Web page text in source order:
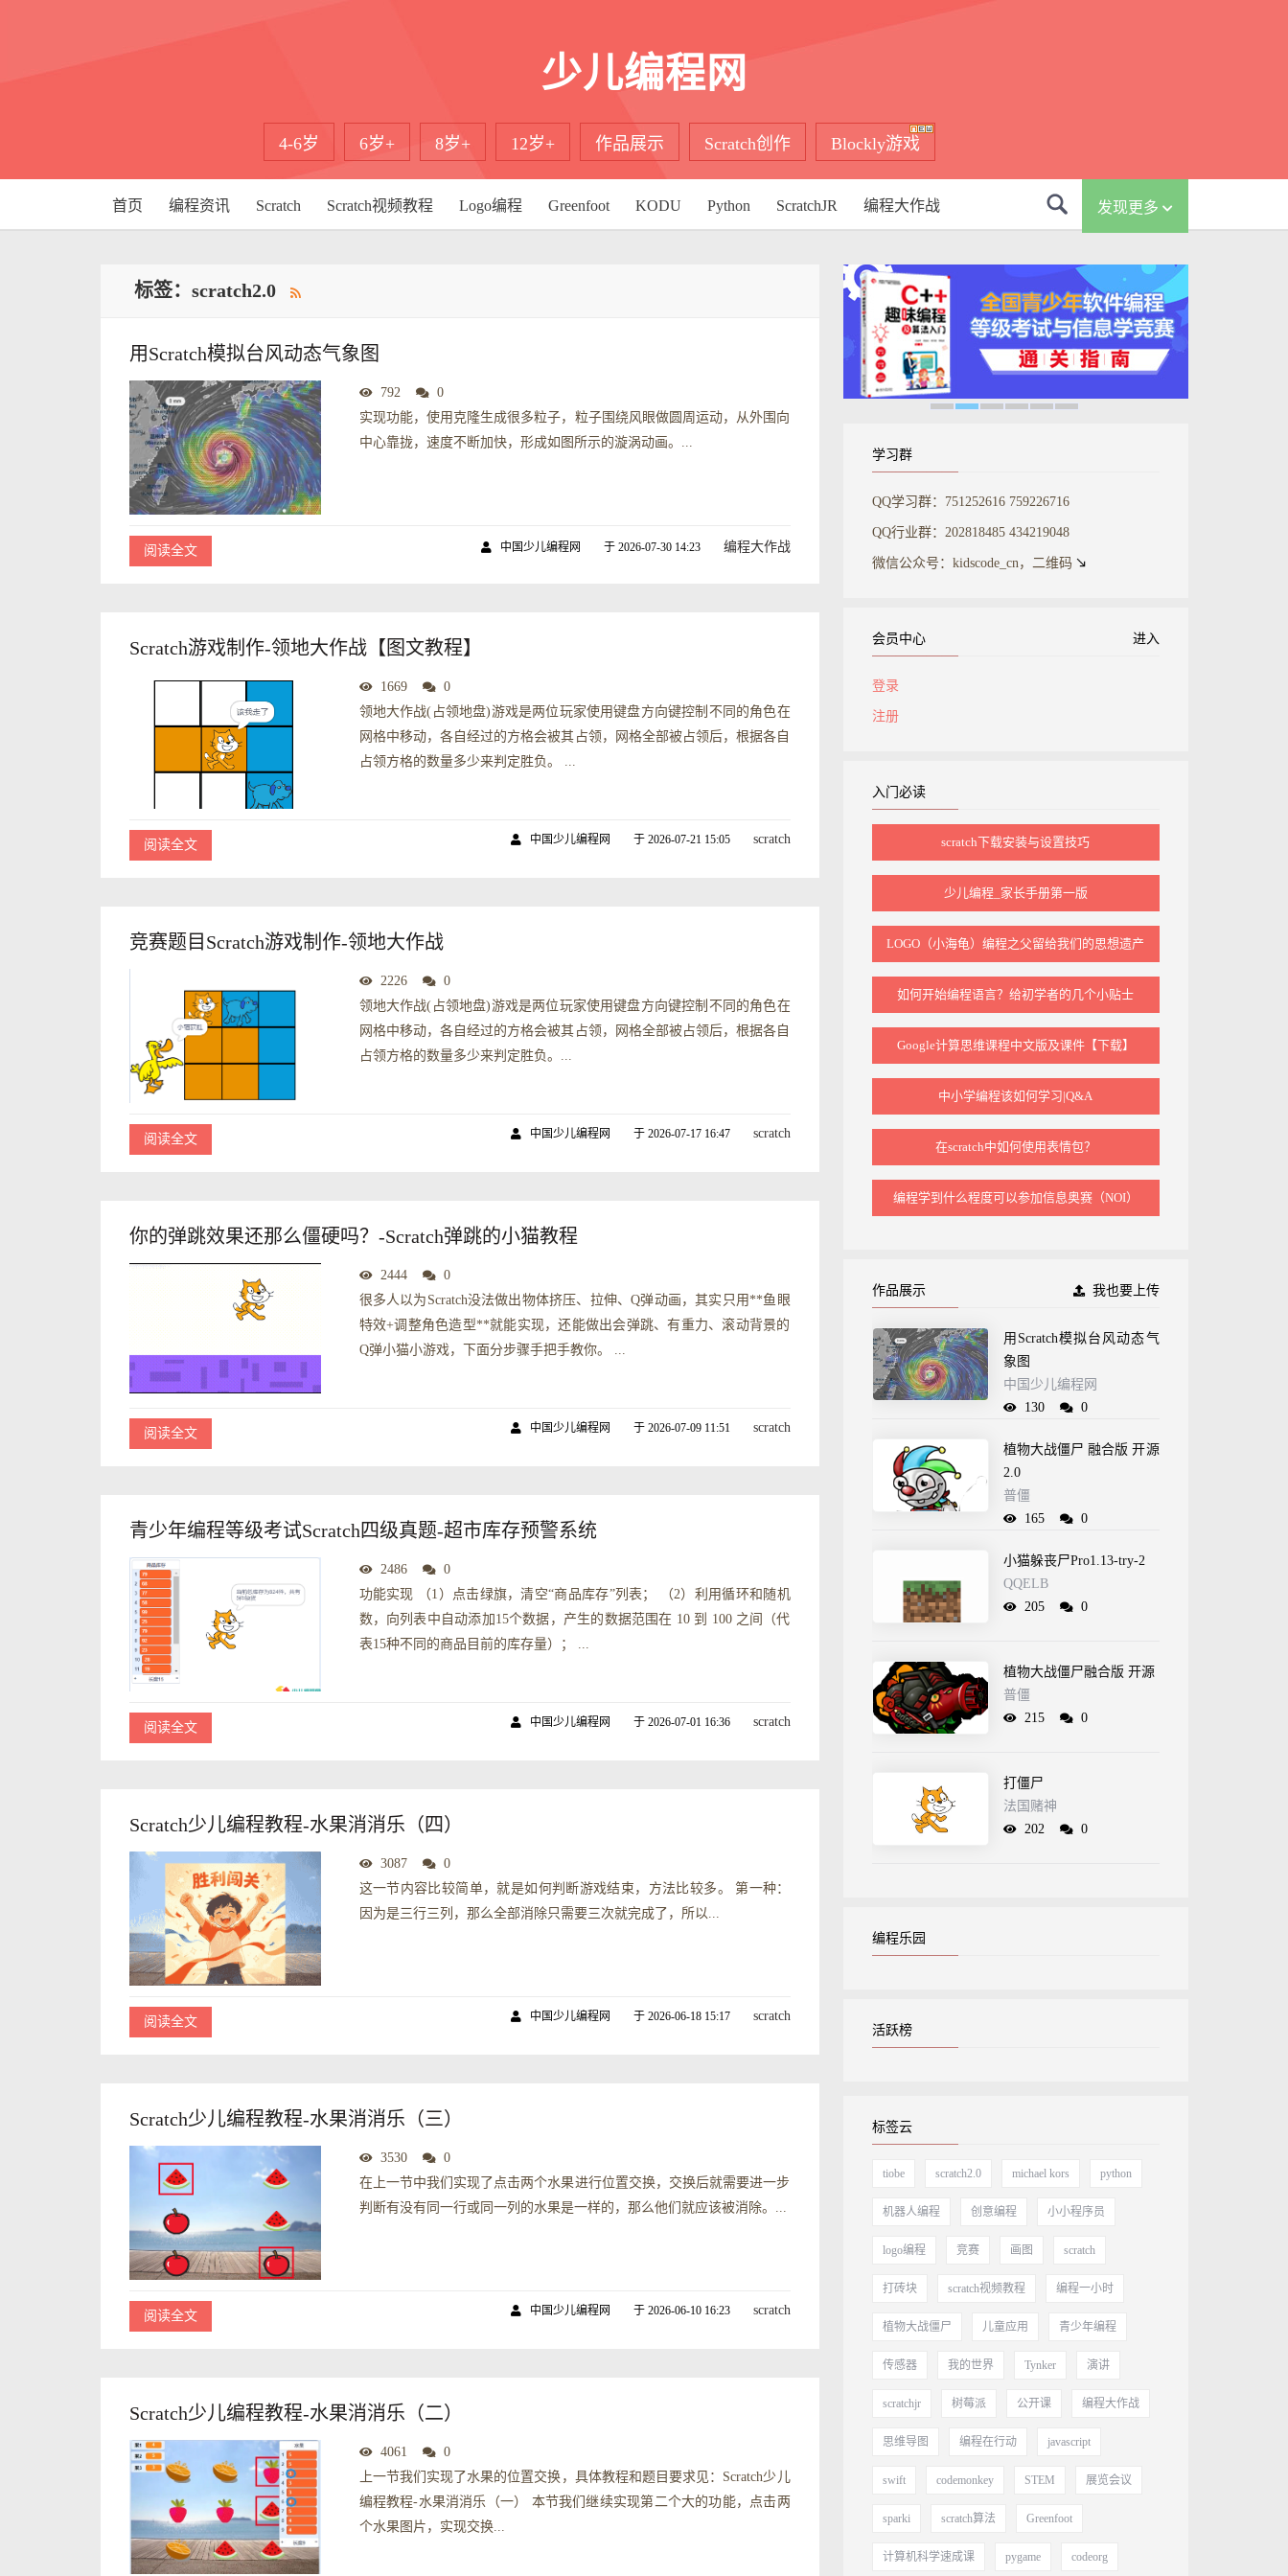
少儿编程网
4-6岁 6岁+ 8岁+ 12岁+ 作品展示 Scratch创作 Blockly游戏
发现更多
首页 编程资讯 Scratch Scratch视频教程 Logo编程 Greenfoot KODU Python ScratchJR 编程大作战
标签：scratch2.0
用Scratch模拟台风动态气象图
792
0
实现功能，使用克隆生成很多粒子，粒子围绕风眼做圆周运动，从外围向
中心靠拢，速度不断加快，形成如图所示的漩涡动画。...
阅读全文 中国少儿编程网 于 2026-07-30 14:23 编程大作战
Scratch游戏制作-领地大作战【图文教程】
1669
0
领地大作战(占领地盘)游戏是两位玩家使用键盘方向键控制不同的角色在
网格中移动，各自经过的方格会被其占领，网格全部被占领后，根据各自
占领方格的数量多少来判定胜负。 ...
阅读全文 中国少儿编程网 于 2026-07-21 15:05 scratch
竞赛题目Scratch游戏制作-领地大作战
2226
0
领地大作战(占领地盘)游戏是两位玩家使用键盘方向键控制不同的角色在
网格中移动，各自经过的方格会被其占领，网格全部被占领后，根据各自
占领方格的数量多少来判定胜负。...
阅读全文 中国少儿编程网 于 2026-07-17 16:47 scratch
你的弹跳效果还那么僵硬吗？-Scratch弹跳的小猫教程
2444
0
很多人以为Scratch没法做出物体挤压、拉伸、Q弹动画，其实只用**鱼眼
特效+调整角色造型**就能实现，还能做出会弹跳、有重力、滚动背景的
Q弹小猫小游戏，下面分步骤手把手教你。 ...
阅读全文 中国少儿编程网 于 2026-07-09 11:51 scratch
青少年编程等级考试Scratch四级真题-超市库存预警系统
2486
0
功能实现 （1）点击绿旗，清空“商品库存”列表； （2）利用循环和随机
数，向列表中自动添加15个数据，产生的数据范围在 10 到 100 之间（代
表15种不同的商品目前的库存量）； ...
阅读全文 中国少儿编程网 于 2026-07-01 16:36 scratch
Scratch少儿编程教程-水果消消乐（四）
3087
0
这一节内容比较简单，就是如何判断游戏结束，方法比较多。 第一种：
因为是三行三列，那么全部消除只需要三次就完成了，所以...
阅读全文 中国少儿编程网 于 2026-06-18 15:17 scratch
Scratch少儿编程教程-水果消消乐（三）
3530
0
在上一节中我们实现了点击两个水果进行位置交换，交换后就需要进一步
判断有没有同一行或同一列的水果是一样的，那么他们就应该被消除。...
阅读全文 中国少儿编程网 于 2026-06-10 16:23 scratch
Scratch少儿编程教程-水果消消乐（二）
4061
0
上一节我们实现了水果的位置交换，具体教程和题目要求见：Scratch少儿
编程教程-水果消消乐（一） 本节我们继续实现第二个大的功能，点击两
个水果图片，实现交换...
学习群
QQ学习群：751252616 759226716
QQ行业群：202818485 434219048
微信公众号：kidscode_cn，二维码
会员中心 进入
登录
注册
入门必读
scratch下载安装与设置技巧
少儿编程_家长手册第一版
LOGO（小海龟）编程之父留给我们的思想遗产
如何开始编程语言？给初学者的几个小贴士
Google计算思维课程中文版及课件【下载】
中小学编程该如何学习|Q&A
在scratch中如何使用表情包？
编程学到什么程度可以参加信息奥赛（NOI）
作品展示 我也要上传
用Scratch模拟台风动态气
象图
中国少儿编程网
130
0
植物大战僵尸 融合版 开源
2.0
普僵
165
0
小猫躲丧尸Pro1.13-try-2
QQELB
205
0
植物大战僵尸融合版 开源
普僵
215
0
打僵尸
法国赌神
202
0
编程乐园
活跃榜
标签云
tiobe scratch2.0 michael kors python
机器人编程 创意编程 小小程序员
logo编程 竞赛 画图 scratch
打砖块 scratch视频教程 编程一小时
植物大战僵尸 儿童应用 青少年编程
传感器 我的世界 Tynker 演讲
scratchjr 树莓派 公开课 编程大作战
思维导图 编程在行动 javascript
swift codemonkey STEM 展览会议
sparki scratch算法 Greenfoot
计算机科学速成课 pygame codeorg